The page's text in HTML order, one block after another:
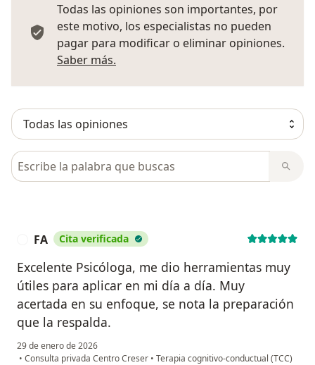
Todas las opiniones son importantes, por
este motivo, los especialistas no pueden
pagar para modificar o eliminar opiniones.
Saber más.
Busca en opiniones
FA Cita verificada
Excelente Psicóloga, me dio herramientas muy
útiles para aplicar en mi día a día. Muy
acertada en su enfoque, se nota la preparación
que la respalda.
29 de enero de 2026
• Consulta privada Centro Creser • Terapia cognitivo-conductual (TCC)